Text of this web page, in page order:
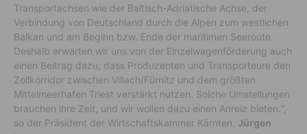
Transportachsen wie der Baltisch-Adriatische Achse, der
Verbindung von Deutschland durch die Alpen zum westlichen
Balkan und am Beginn bzw. Ende der maritimen Seeroute.
Deshalb erwarten wir uns von der Einzelwagenförderung auch
einen Beitrag dazu, dass Produzenten und Transporteure den
Zollkorridor zwischen Villach/Fürnitz und dem größten
Mittelmeerhafen Triest verstärkt nutzen. Solche Umstellungen
brauchen ihre Zeit, und wir wollen dazu einen Anreiz bieten.“,
so der Präsident der Wirtschaftskammer Kärnten, Jürgen